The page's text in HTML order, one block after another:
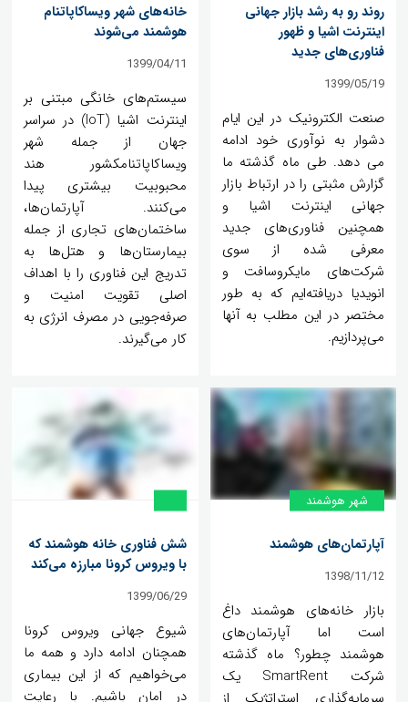
روند رو به رشد بازار جهانی
اینترنت اشیا و ظهور
فناوری‌های جدید
1399/05/19
صنعت الکترونیک در این ایام
دشوار به نوآوری خود ادامه
می دهد. طی ماه گذشته ما
گزارش مثبتی را در ارتباط بازار
جهانی اینترنت اشیا و
همچنین فناوری‌های جدید
معرفی شده از سوی
شرکت‎‌های مایکروسافت و
انویدیا دریافته‌ایم که به طور
مختصر در این مطلب به آنها
می‌پردازیم.
خانه‌های شهر ویساکاپاتنام
هوشمند می‌شوند
1399/04/11
سیستم‌های خانگی مبتنی بر
اینترنت اشیا (IoT) در سراسر
جهان از جمله شهر
ویساکاپاتنامکشور هند
محبوبیت بیشتری پیدا
می‌کنند. آپارتمان‌ها،
ساختمان‌های تجاری از جمله
بیمارستان‌ها و هتل‌ها به
تدریج این فناوری را با اهداف
اصلی تقویت امنیت و
صرفه‌جویی در مصرف انرژی به
کار می‌گیرند.
شهر هوشمند
آپارتمان‌های هوشمند
1398/11/12
بازار خانه‌های هوشمند داغ
است اما آپارتمان‌های
هوشمند چطور؟ ماه گذشته
شرکت SmartRent یک
شش فناوری خانه هوشمند که
با ویروس کرونا مبارزه می‌کند
1399/06/29
شیوع جهانی ویروس کرونا
همچنان ادامه دارد و همه ما
می‌خواهیم که از این بیماری
در امان باشیم. با رعایت